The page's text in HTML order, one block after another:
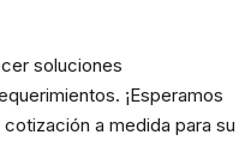
soluciones
¡Esperamos
a medida para su